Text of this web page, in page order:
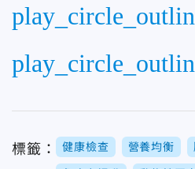
標籤： 健康檢查 營養均衡